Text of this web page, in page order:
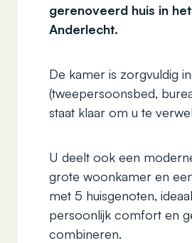
gerenoveerd huis in
Anderlecht.
De kamer is zorgvuldig
(tweepersoonsbed,
staat klaar om u te
U deelt ook een
grote woonkamer en
met 5 huisgenoten,
persoonlijk comfort en
combineren.